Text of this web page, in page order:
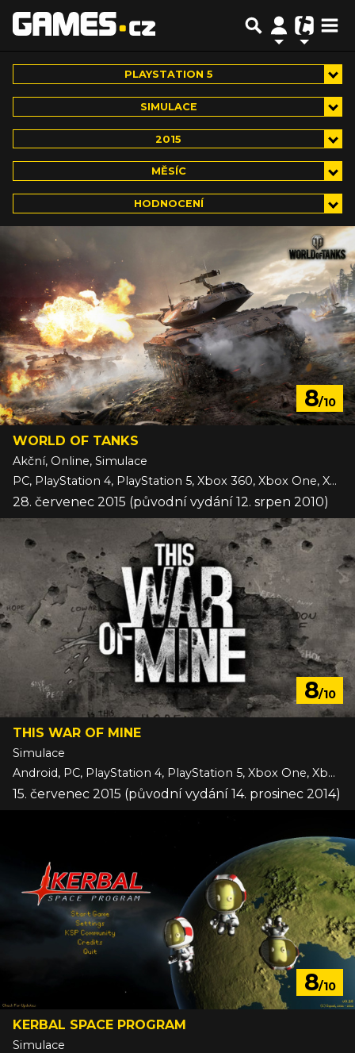
PLAYSTATION 5
SIMULACE
2015
MĚSÍC
HODNOCENÍ
8/10
WORLD OF TANKS
Akční, Online, Simulace
PC, PlayStation 4, PlayStation 5, Xbox 360, Xbox One, Xbox Series
28. červenec 2015 (původní vydání 12. srpen 2010)
8/10
THIS WAR OF MINE
Simulace
Android, PC, PlayStation 4, PlayStation 5, Xbox One, Xbox Series, iOS
15. červenec 2015 (původní vydání 14. prosinec 2014)
8/10
KERBAL SPACE PROGRAM
Simulace